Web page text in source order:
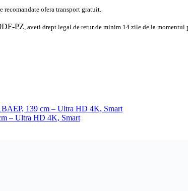
recomandate ofera transport gratuit.
PZ, aveti drept legal de retur de minim 14 zile de la
139 cm – Ultra HD 4K, Smart
– Ultra HD 4K, Smart